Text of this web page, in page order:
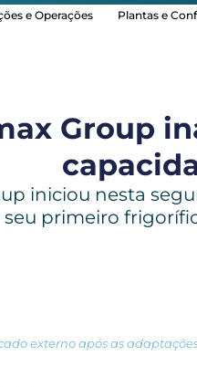
e Operações Plantas e
Group
iniciou nesta
seu primeiro
externo após as